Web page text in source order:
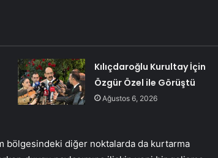
Kılıçdaroğlu Kurultay İçin
Özgür Özel ile Görüştü
Ağustos 6, 2026
bölgesindeki diğer noktalarda da kurtarma